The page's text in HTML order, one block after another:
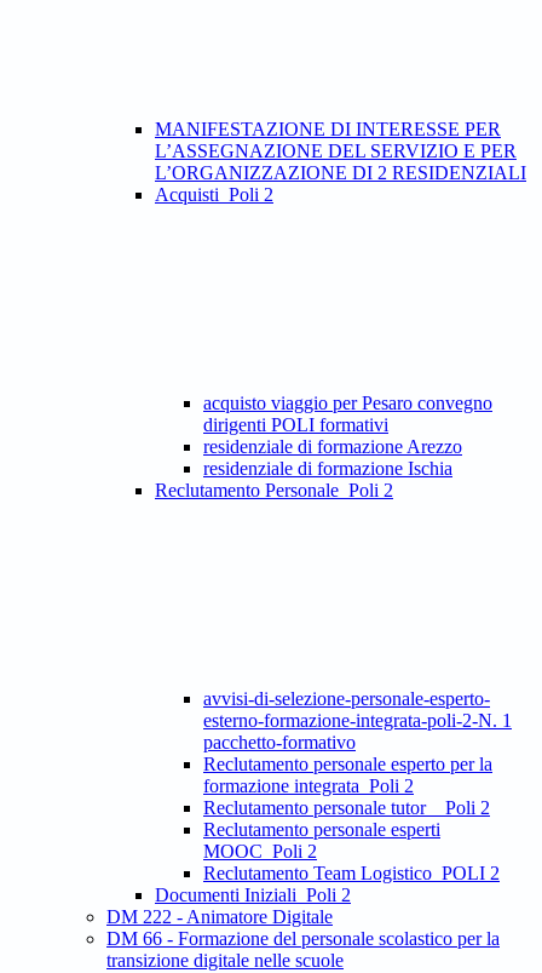
MANIFESTAZIONE DI INTERESSE PER
L’ASSEGNAZIONE DEL SERVIZIO E PER
L’ORGANIZZAZIONE DI 2 RESIDENZIALI
Acquisti_Poli 2
acquisto viaggio per Pesaro convegno
dirigenti POLI formativi
residenziale di formazione Arezzo
residenziale di formazione Ischia
Reclutamento Personale_Poli 2
avvisi-di-selezione-personale-esperto-
esterno-formazione-integrata-poli-2-N. 1
pacchetto-formativo
Reclutamento personale esperto per la
formazione integrata_Poli 2
Reclutamento personale tutor _ Poli 2
Reclutamento personale esperti
MOOC_Poli 2
Reclutamento Team Logistico_POLI 2
Documenti Iniziali_Poli 2
DM 222 - Animatore Digitale
DM 66 - Formazione del personale scolastico per la
transizione digitale nelle scuole